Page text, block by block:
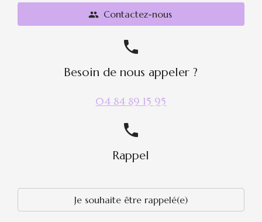
people Contactez-nous
phone
Besoin de nous appeler ?
04 84 89 15 95
phone
Rappel
Je souhaite être rappelé(e)